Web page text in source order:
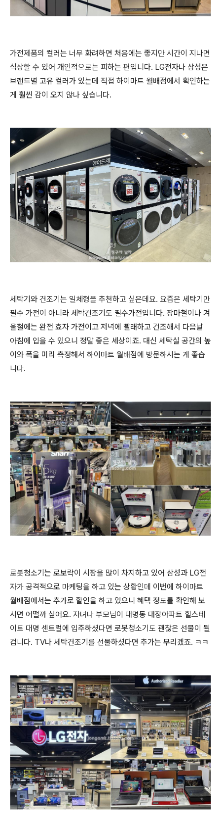
가전제품의 컬러는 너무 화려하면 처음에는 좋지만 시간이 지나면
식상할 수 있어 개인적으로는 피하는 편입니다. LG전자나 삼성은
브랜드별 고유 컬러가 있는데 직접 하이마트 월배점에서 확인하는
게 훨씬 감이 오지 않나 싶습니다.
세탁기와 건조기는 일체형을 추천하고 싶은데요. 요즘은 세탁기만
필수 가전이 아니라 세탁건조기도 필수가전입니다. 장마철이나 겨
울철에는 완전 효자 가전이고 저녁에 빨래하고 건조해서 다음날
아침에 입을 수 있으니 정말 좋은 세상이죠. 대신 세탁실 공간의 높
이와 폭을 미리 측정해서 하이마트 월배점에 방문하시는 게 좋습
니다.
로봇청소기는 로보락이 시장을 많이 차지하고 있어 삼성과 LG전
자가 공격적으로 마케팅을 하고 있는 상황인데 이번에 하이마트
월배점에서는 추가로 할인을 하고 있으니 혜택 정도를 확인해 보
시면 어떨까 싶어요. 자녀나 부모님이 대명동 대장아파트 힐스테
이트 대명 센트럴에 입주하셨다면 로봇청소기도 괜찮은 선물이 될
겁니다. TV나 세탁건조기를 선물하셨다면 추가는 무리겠죠. ㅋㅋ